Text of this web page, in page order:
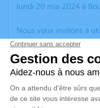
lundi 20 mai 2024 à
Nous vous invitons à
vos condoléances,
anecdote ou exprimer
poèmes ou des textes.
d'expression dédié à
HUGUET.